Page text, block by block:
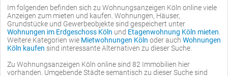
Im folgenden befinden sich zu Wohnungsanzeigen Köln online viele
Anzeigen zum mieten und kaufen. Wohnungen, Häuser,
Grundstücke und Gewerbeobjekte sind gespeichert unter
Wohnungen im Erdgeschoss Köln und Etagenwohnung Köln mieten
Weitere Kategorien wie Mietwohnungen Köln oder auch Wohnungen
Köln kaufen sind interessante Alternativen zu dieser Suche.
Zu Wohnungsanzeigen Köln online sind 82 Immobilien hier
vorhanden. Umgebende Städte semantisch zu dieser Suche sind